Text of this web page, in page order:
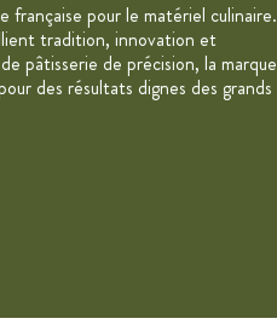
pour le matériel culinaire.
tradition, innovation et
pâtisserie de précision, la marque
des résultats dignes des grands